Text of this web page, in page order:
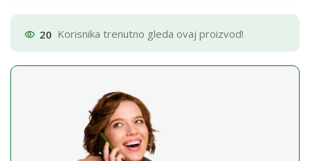
20 Korisnika trenutno gleda ovaj proizvod!